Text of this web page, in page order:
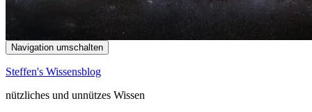
Navigation umschalten
Steffen's Wissensblog
nützliches und unnützes Wissen